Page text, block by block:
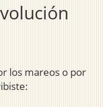
los mareos o por